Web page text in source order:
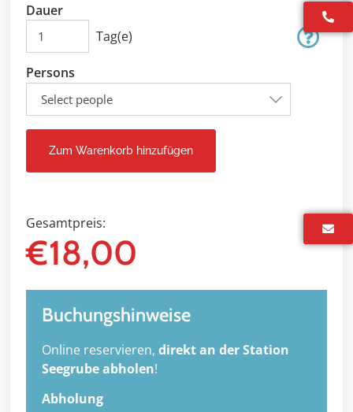
Dauer
Tag(e)
Persons
Select people
Zum Warenkorb hinzufügen
Gesamtpreis:
€18,00
Buchungshinweise
Online reservieren,direkt an der Station
Seegrube abholen!
Abholung